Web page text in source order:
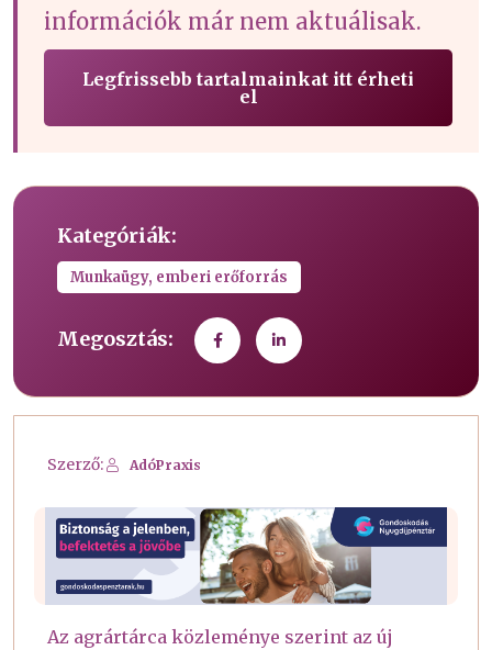
információk már nem aktuálisak.
Legfrissebb tartalmainkat itt érheti
el
Kategóriák:
Munkaügy, emberi erőforrás
Megosztás:
Szerző: AdóPraxis
Az agrártárca közleménye szerint az új